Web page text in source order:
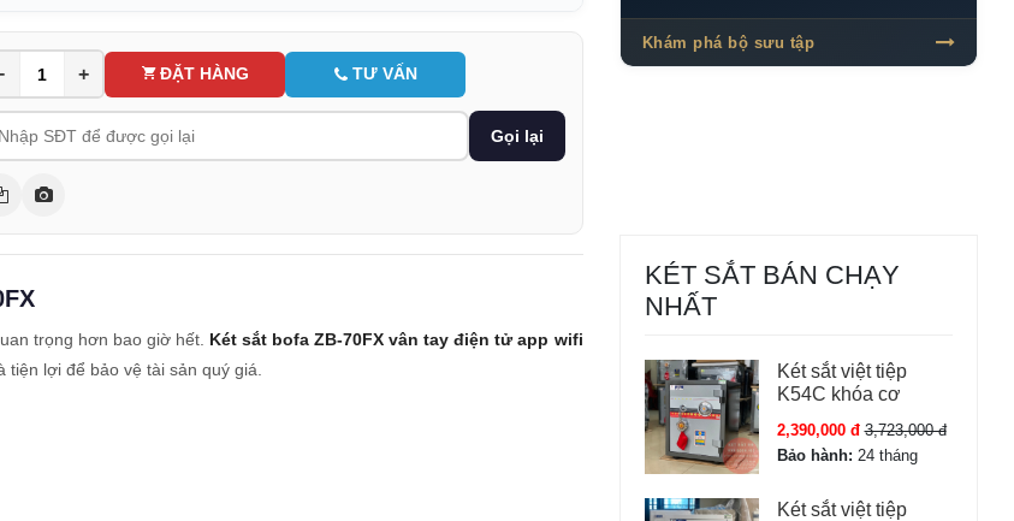
+ ĐẶT HÀNG TƯ VẤN
Gọi lại
Khám phá bộ sưu tập
trọng hơn bao giờ hết. Két sắt bofa ZB-70FX vân tay điện tử app wifi
lợi để bảo vệ tài sản quý giá.
KÉT SẮT BÁN CHẠY
NHẤT
Két sắt việt tiệp
K54C khóa cơ
2,390,000 đ 3,723,000 đ
Bảo hành: 24 tháng
Két sắt việt tiệp